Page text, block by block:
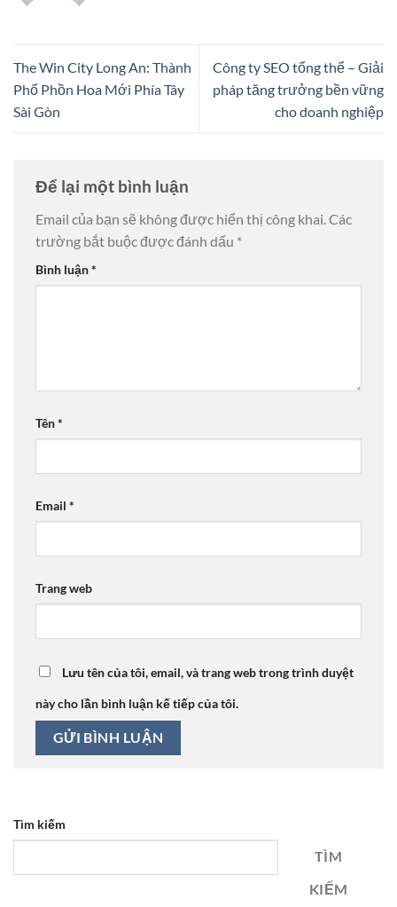
The Win City Long An: Thành
Phố Phồn Hoa Mới Phía Tây
Sài Gòn
Công ty SEO tổng thể – Giải
pháp tăng trưởng bền vững
cho doanh nghiệp
Để lại một bình luận
Email của bạn sẽ không được hiển thị công khai.Các
trường bắt buộc được đánh dấu *
Bình luận*
Tên*
Email *
Trang web
Lưu tên của tôi, email, và trang web trong trình duyệt
này cho lần bình luận kế tiếp của tôi.
Tìm kiếm
TÌM
KIẾM